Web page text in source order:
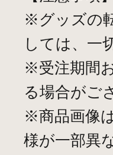
※グッズの
しては、一
※受注期間
る場合がご
※商品画像
様が一部異